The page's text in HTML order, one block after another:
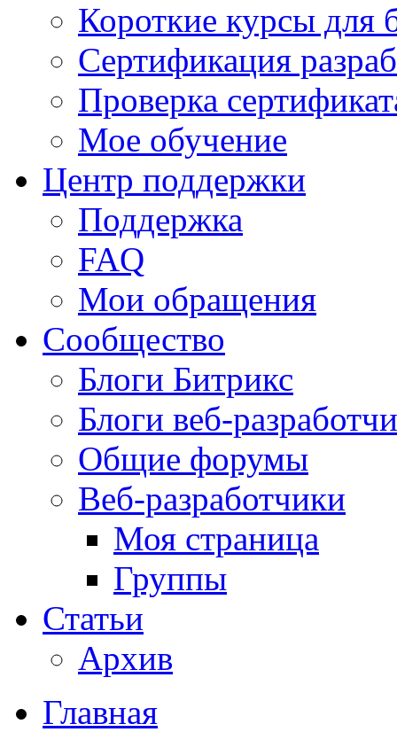
Короткие курсы для
Сертификация
Проверка
Мое обучение
Центр поддержки
Поддержка
FAQ
Мои обращения
Сообщество
Блоги Битрикс
Блоги веб-
Общие форумы
Веб-разработчики
Моя страница
Группы
Статьи
Архив
Главная